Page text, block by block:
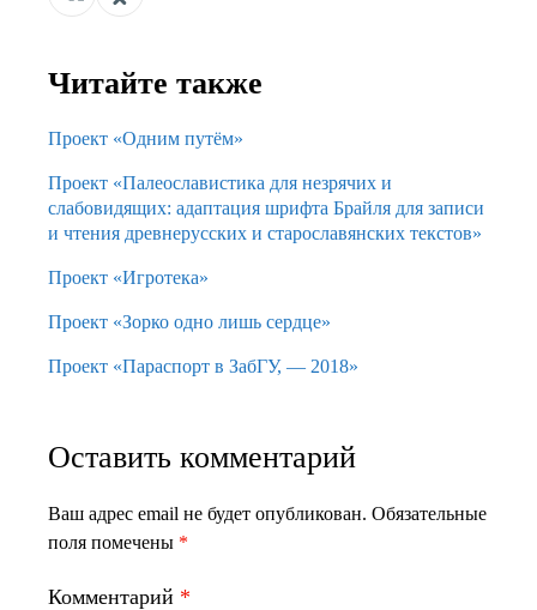
Читайте также
Проект «Одним путём»
Проект «Палеославистика для незрячих и
слабовидящих: адаптация шрифта Брайля для записи
и чтения древнерусских и старославянских текстов»
Проект «Игротека»
Проект «Зорко одно лишь сердце»
Проект «Параспорт в ЗабГУ, — 2018»
Оставить комментарий
Ваш адрес email не будет опубликован. Обязательные
поля помечены *
Комментарий *